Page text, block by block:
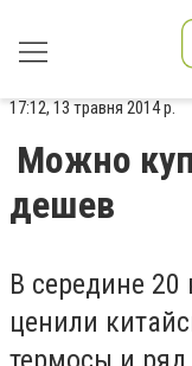
17:12, 13 травня 2014 р.
Можно
дешев
В середине
ценили